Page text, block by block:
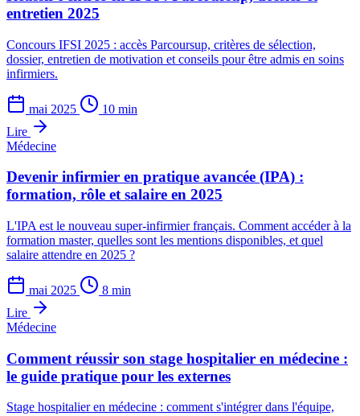
entretien 2025
Concours IFSI 2025 : accès Parcoursup, critères de sélection,
dossier, entretien de motivation et conseils pour être admis en soins
infirmiers.
mai 2025
10 min
Lire
Médecine
Devenir infirmier en pratique avancée (IPA) :
formation, rôle et salaire en 2025
L'IPA est le nouveau super-infirmier français. Comment accéder à la
formation master, quelles sont les mentions disponibles, et quel
salaire attendre en 2025 ?
mai 2025
8 min
Lire
Médecine
Comment réussir son stage hospitalier en médecine :
le guide pratique pour les externes
Stage hospitalier en médecine : comment s'intégrer dans l'équipe,